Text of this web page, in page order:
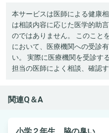
本サービスは医師による健康
は相談内容に応じた医学的助
のではありません。 このこと
において、医療機関への受診
い。 実際に医療機関を受診す
担当の医師によく相談、確認
関連Q＆A